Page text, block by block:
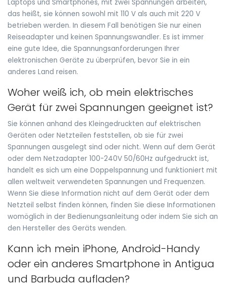
Laptops und Smartphones, mit zwei Spannungen arbeiten,
das heißt, sie können sowohl mit 110 V als auch mit 220 V
betrieben werden. In diesem Fall benötigen Sie nur einen
Reiseadapter und keinen Spannungswandler. Es ist immer
eine gute Idee, die Spannungsanforderungen Ihrer
elektronischen Geräte zu überprüfen, bevor Sie in ein
anderes Land reisen.
Woher weiß ich, ob mein elektrisches
Gerät für zwei Spannungen geeignet ist?
Sie können anhand des Kleingedruckten auf elektrischen
Geräten oder Netzteilen feststellen, ob sie für zwei
Spannungen ausgelegt sind oder nicht. Wenn auf dem Gerät
oder dem Netzadapter 100-240V 50/60Hz aufgedruckt ist,
handelt es sich um eine Doppelspannung und funktioniert mit
allen weltweit verwendeten Spannungen und Frequenzen.
Wenn Sie diese Information nicht auf dem Gerät oder dem
Netzteil selbst finden können, finden Sie diese Informationen
womöglich in der Bedienungsanleitung oder indem Sie sich an
den Hersteller des Geräts wenden.
Kann ich mein iPhone, Android-Handy
oder ein anderes Smartphone in Antigua
und Barbuda aufladen?